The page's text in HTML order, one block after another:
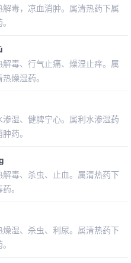
毒，凉血消肿。属清热药下属
毒、行气止痛、燥湿止痒。属
燥湿药。
湿、健脾宁心。属利水渗湿药
药。
毒、杀虫、止血。属清热药下
。
湿、杀虫、利尿。属清热药下